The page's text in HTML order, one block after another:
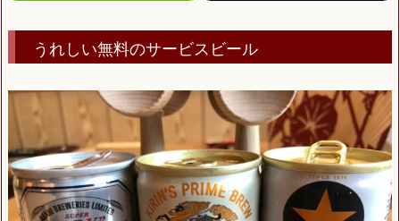
うれしい無料のサービスビール